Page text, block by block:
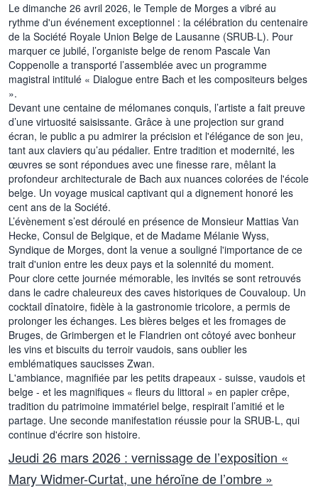
Le dimanche 26 avril 2026, le Temple de Morges a vibré au
rythme d'un événement exceptionnel : la célébration du centenaire
de la Société Royale Union Belge de Lausanne (SRUB-L). Pour
marquer ce jubilé, l’organiste belge de renom Pascale Van
Coppenolle a transporté l’assemblée avec un programme
magistral intitulé « Dialogue entre Bach et les compositeurs belges
».
Devant une centaine de mélomanes conquis, l’artiste a fait preuve
d’une virtuosité saisissante. Grâce à une projection sur grand
écran, le public a pu admirer la précision et l'élégance de son jeu,
tant aux claviers qu’au pédalier. Entre tradition et modernité, les
œuvres se sont répondues avec une finesse rare, mêlant la
profondeur architecturale de Bach aux nuances colorées de l'école
belge. Un voyage musical captivant qui a dignement honoré les
cent ans de la Société.
L’évènement s’est déroulé en présence de Monsieur Mattias Van
Hecke, Consul de Belgique, et de Madame Mélanie Wyss,
Syndique de Morges, dont la venue a souligné l'importance de ce
trait d'union entre les deux pays et la solennité du moment.
Pour clore cette journée mémorable, les invités se sont retrouvés
dans le cadre chaleureux des caves historiques de Couvaloup. Un
cocktail dînatoire, fidèle à la gastronomie tricolore, a permis de
prolonger les échanges. Les bières belges et les fromages de
Bruges, de Grimbergen et le Flandrien ont côtoyé avec bonheur
les vins et biscuits du terroir vaudois, sans oublier les
emblématiques saucisses Zwan.
L'ambiance, magnifiée par les petits drapeaux - suisse, vaudois et
belge - et les magnifiques « fleurs du littoral » en papier crêpe,
tradition du patrimoine immatériel belge, respirait l’amitié et le
partage. Une seconde manifestation réussie pour la SRUB-L, qui
continue d'écrire son histoire.
Jeudi 26 mars 2026 : vernissage de l’exposition «
Mary Widmer-Curtat, une héroïne de l’ombre »